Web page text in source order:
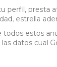
perfil, presta
estrella
estos
datos cual